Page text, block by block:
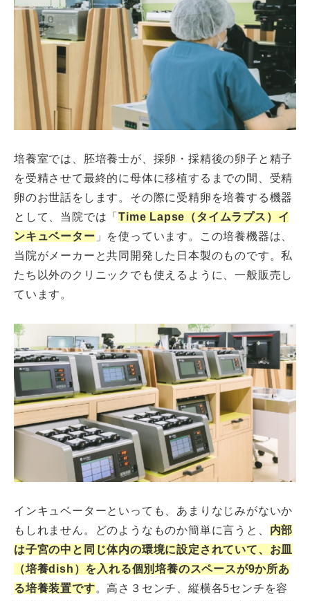
培養室では、胚培養士が、採卵・採精後の卵子と精子
を受精させて最終的に母体に移植するまでの間、受精
卵のお世話をします。その際に受精卵を培養する機器
として、当院では「Time Lapse（タイムラプス）イ
ンキュベーター 」を使っています。この培養機器は、
当院がメーカーと共同開発した日本製のものです。私
たち以外のクリニックでも使えるように、一般販売し
ています。
インキュベーターといっても、あまりなじみがないか
もしれません。どのようなものか簡単に言うと、 内部
は子宮の中と同じ体内の環境に設定されていて、お皿
（培養dish）を入れる個別培養のスペースが9か所あ
る培養装置です。高さ３センチ、縦横各5センチを容